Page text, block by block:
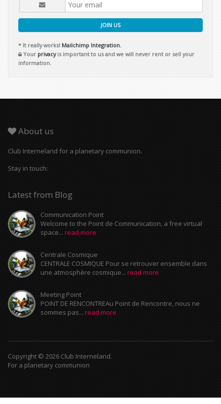
JOIN US
* It really works! Mailchimp Integration.
Your privacyis important to us and we will never rent or sell your
information.
About us
Club Interneland for a planetary communion.
Stay in touch:
Latest from Blog
Communication Point
Welcome to the Point de Communication, a free virtual
space... read more
Centrale Cosmique
CENTRALE COSMIQUE Pour se retrouver ensemble dans
une atmosphère cosmique... read more
Meeting Point
POINT DE RENCONTREAu Point de Rencontre, nous ne
sommes pas... read more
Copyright © 2026 Club Interneland.
For a planetary communion